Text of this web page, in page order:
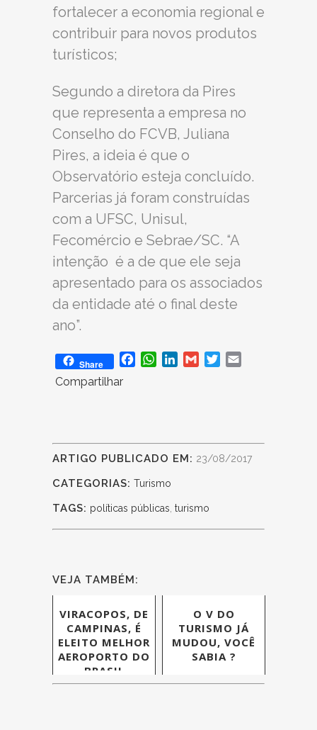
fortalecer a economia regional e
contribuir para novos produtos
turísticos;
Segundo a diretora da Pires
que representa a empresa no
Conselho do FCVB, Juliana
Pires, a ideia é que o
Observatório esteja concluído.
Parcerias já foram construídas
com a UFSC, Unisul,
Fecomércio e Sebrae/SC. “A
intenção é a de que ele seja
apresentado para os associados
da entidade até o final deste
ano”.
Share Facebook
WhatsApp
LinkedInGmailTwitter
Compartilhar
ARTIGO PUBLICADO EM: 23/08/2017
CATEGORIAS: Turismo
TAGS: políticas públicas, turismo
VEJA TAMBÉM:
VIRACOPOS, DE
CAMPINAS, É
ELEITO MELHOR
AEROPORTO DO
BRASIL
O V DO
TURISMO JÁ
MUDOU, VOCÊ
SABIA ?